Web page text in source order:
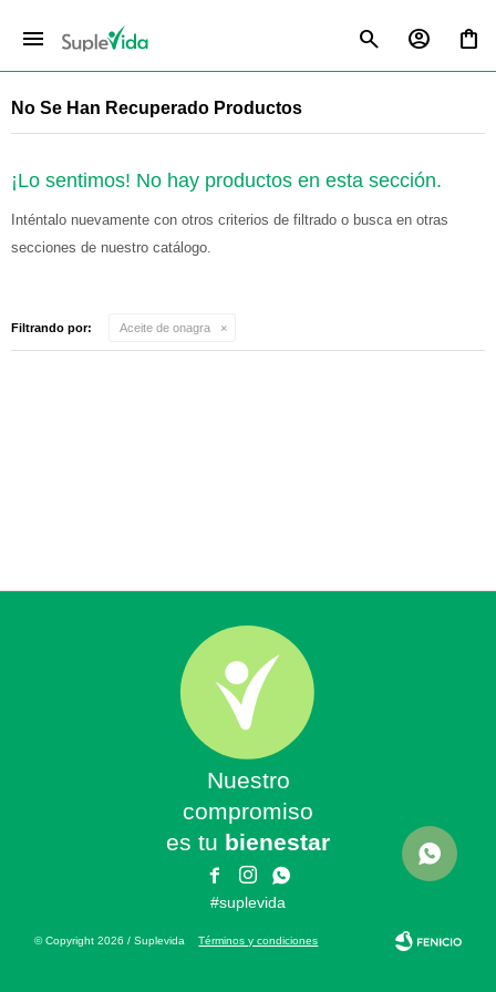
menu
No Se Han Recuperado Productos
¡Lo sentimos! No hay productos en esta sección.
Inténtalo nuevamente con otros criterios de filtrado o busca en otras
secciones de nuestro catálogo.
Filtrando por: Aceite de onagra
Nuestro
compromiso
es tu bienestar
 

#suplevida
© Copyright 2026 / SuplevidaTérminos y condiciones